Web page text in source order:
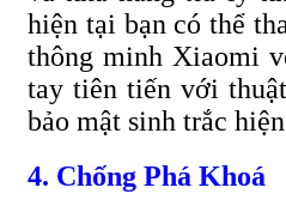
hiện tại bạn có thể
thông minh Xiaomi
tay tiên tiến với
bảo mật sinh trắc
4. Chống Phá Khoá